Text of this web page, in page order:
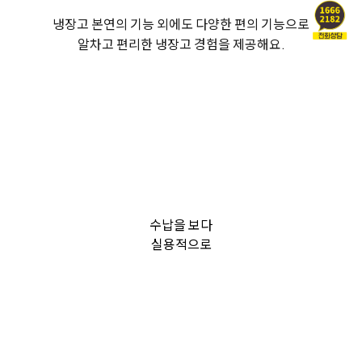
냉장고 본연의 기능 외에도 다양한 편의 기능으로
알차고 편리한 냉장고 경험을 제공해요.
수납을 보다
실용적으로